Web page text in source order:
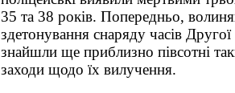
35 та 38 років. Попередньо,
здетонування снаряду часів Другої
знайшли ще приблизно півсотні
заходи щодо їх вилучення.